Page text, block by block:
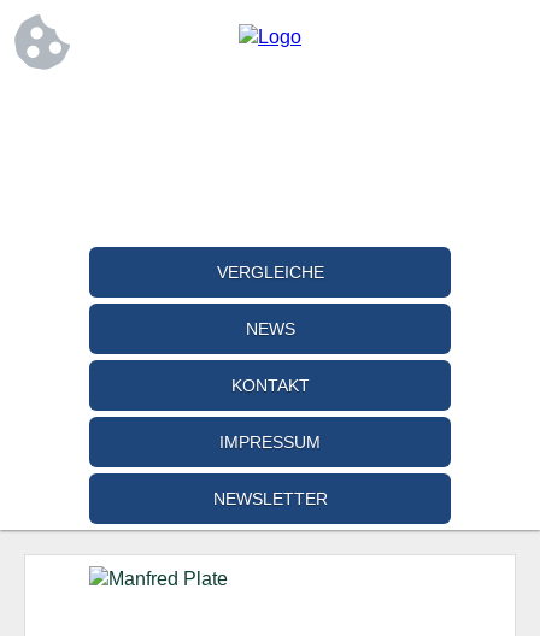
VERGLEICHE
NEWS
KONTAKT
IMPRESSUM
NEWSLETTER